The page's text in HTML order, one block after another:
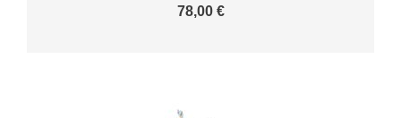
78,00 €